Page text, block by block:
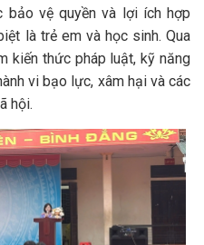
bảo vệ quyền và lợi ích hợp
là trẻ em và học sinh. Qua
kiến thức pháp luật, kỹ năng
vi bạo lực, xâm hại và các
hội.